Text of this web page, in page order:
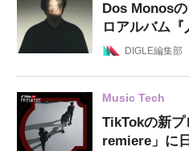
Dos Monos
ロアルバム
DIGLE編集部
Music Tech
TikTokの新
remiere」に